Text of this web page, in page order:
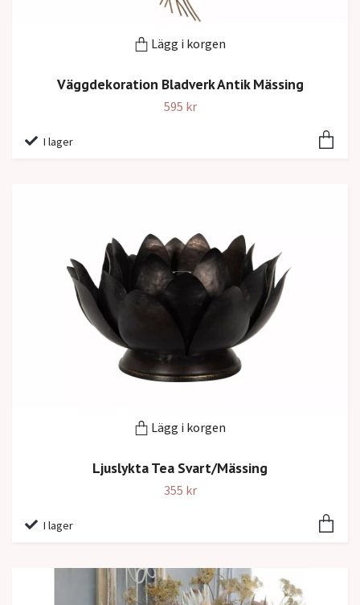
Lägg i korgen
Väggdekoration Bladverk Antik Mässing
595 kr
I lager
Lägg i korgen
Ljuslykta Tea Svart/Mässing
355 kr
I lager